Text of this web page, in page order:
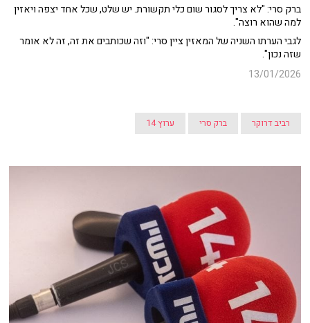
ברק סרי: "לא צריך לסגור שום כלי תקשורת. יש שלט, שכל אחד יצפה ויאזין
למה שהוא רוצה".
לגבי הערתו השניה של המאזין ציין סרי: "וזה שכותבים את זה, זה לא אומר
שזה נכון".
13/01/2026
רביב דרוקר ברק סרי ערוץ 14